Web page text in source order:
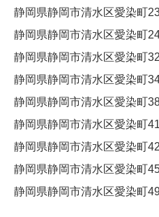
静岡県静岡市清水区愛染町
静岡県静岡市清水区愛染町
静岡県静岡市清水区愛染町
静岡県静岡市清水区愛染町
静岡県静岡市清水区愛染町
静岡県静岡市清水区愛染町
静岡県静岡市清水区愛染町
静岡県静岡市清水区愛染町
静岡県静岡市清水区愛染町